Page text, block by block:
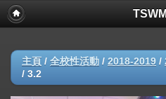
主頁 / 全校性活動 / 2018-2019 /
/ 3.2